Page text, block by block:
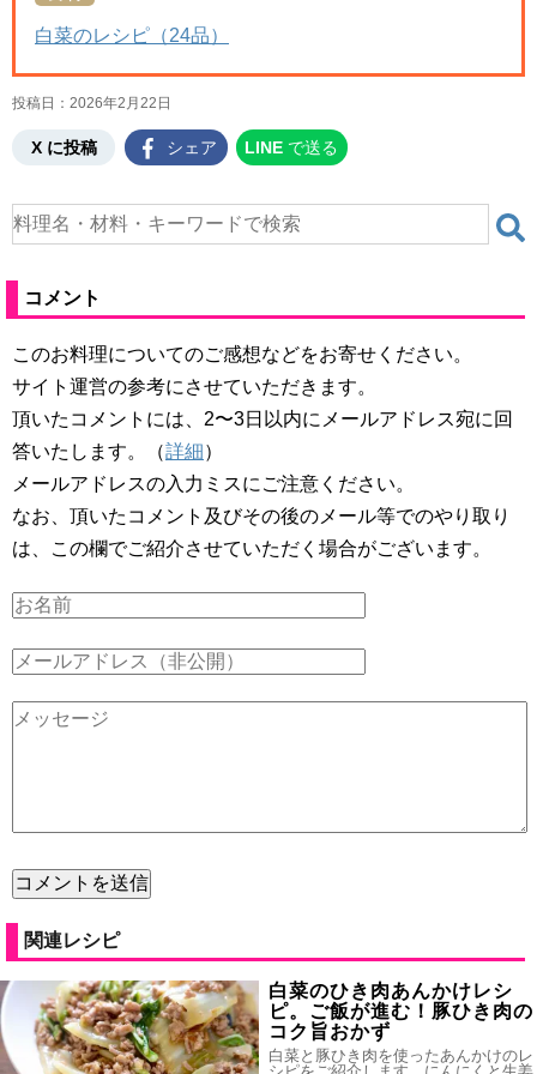
白菜のレシピ（24品）
投稿日： 2026年2月22日
X に投稿 シェア LINE で送る
コメント
このお料理についてのご感想などをお寄せください。
サイト運営の参考にさせていただきます。
頂いたコメントには、2〜3日以内にメールアドレス宛に回
答いたします。（詳細）
メールアドレスの入力ミスにご注意ください。
なお、頂いたコメント及びその後のメール等でのやり取り
は、この欄でご紹介させていただく場合がございます。
関連レシピ
白菜のひき肉あんかけレシ
ピ。ご飯が進む！豚ひき肉の
コク旨おかず
白菜と豚ひき肉を使ったあんかけのレ